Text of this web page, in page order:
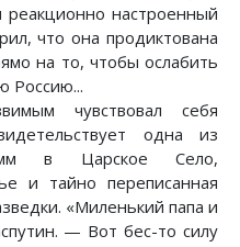
настроенный
что она продиктована
на то, чтобы ослабить
Россию...
чувствовал себя
одна из
в Царское Село,
и тайно переписанная
«Миленький папа и
— Вот бес-то силу